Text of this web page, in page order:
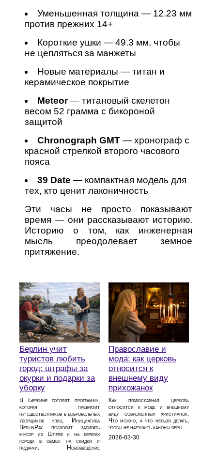
Уменьшенная толщина — 12.23 мм
против прежних 14+
Короткие ушки — 49.3 мм, чтобы
не цепляться за манжеты
Новые материалы — титан и
керамическое покрытие
Meteor— титановый скелетон
весом 52 грамма с бикороной
защитой
Chronograph GMT — хронограф с
красной стрелкой второго часового
пояса
39 Date — компактная модель для
тех, кто ценит лаконичность
Эти часы не просто показывают
время — они рассказывают историю.
Историю о том, как инженерная
мысль преодолевает земное
притяжение.
Берлин учит
туристов любить
город: штрафы за
окурки и подарки за
уборку
В Берлине готовят программу,
которая превратит
путешественников в добровольных
уборщиков улиц. Инициатива
BerlinPay позволит забирать
мусор из Шпрее и на берегах
города в обмен на скидки и
подарки. Нововведение
Православие и
мода: как церковь
относится к
внешнему виду
прихожанок
Как православная церковь
относится к моде и внешнему
виду современных христианок.
Что можно, а что нельзя делать,
чтобы не нарушить каноны веры.
2026-03-30